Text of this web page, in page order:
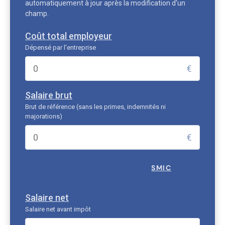
automatiquement à jour après la modification d'un
champ.
Coût total employeur
Dépensé par l'entreprise
€
Salaire brut
Brut de référence (sans les primes, indemnités ni
majorations)
€
SMIC
Salaire net
Salaire net avant impôt